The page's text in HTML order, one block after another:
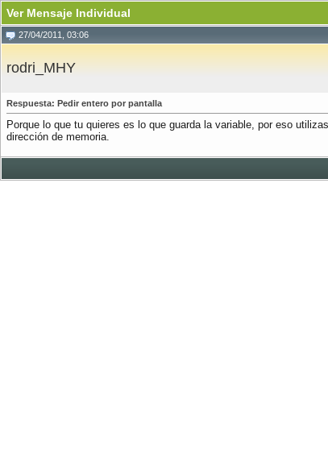
Ver Mensaje Individual
27/04/2011, 03:06
rodri_MHY
Respuesta: Pedir entero por pantalla
Porque lo que tu quieres es lo que guarda la variable, por eso
dirección de memoria.